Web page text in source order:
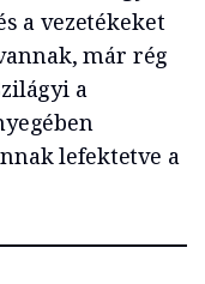
a vezetékeket
már rég
a
lefektetve a